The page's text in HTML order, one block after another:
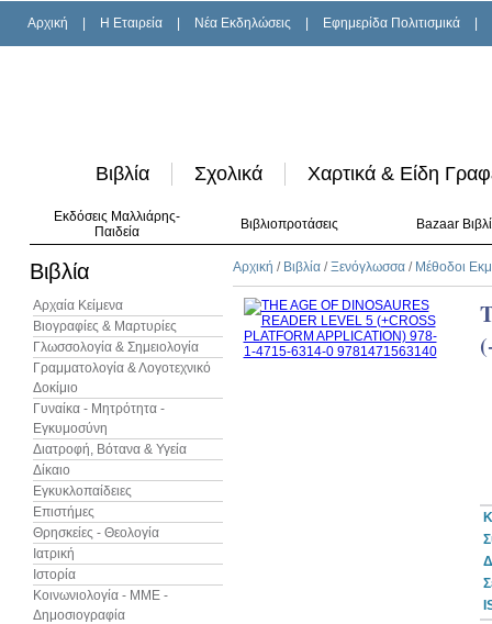
Αρχική H Εταιρεία Νέα Εκδηλώσεις Εφημερίδα Πολιτισμικά
Βιβλία Σχολικά Χαρτικά & Είδη
Εκδόσεις Μαλλιάρης-
Παιδεία
Βιβλιοπροτάσεις Bazaar
Βιβλία
Αρχαία Κείμενα
Βιογραφίες & Μαρτυρίες
Γλωσσολογία & Σημειολογία
Γραμματολογία & Λογοτεχνικό
Δοκίμιο
Γυναίκα - Μητρότητα -
Εγκυμοσύνη
Διατροφή, Βότανα & Υγεία
Δίκαιο
Εγκυκλοπαίδειες
Επιστήμες
Θρησκείες - Θεολογία
Ιατρική
Ιστορία
Κοινωνιολογία - ΜΜΕ -
Δημοσιογραφία
Αρχική / Βιβλία /Ξενόγλωσσα / Μέθοδοι